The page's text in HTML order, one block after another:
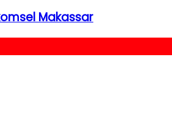
Makassar